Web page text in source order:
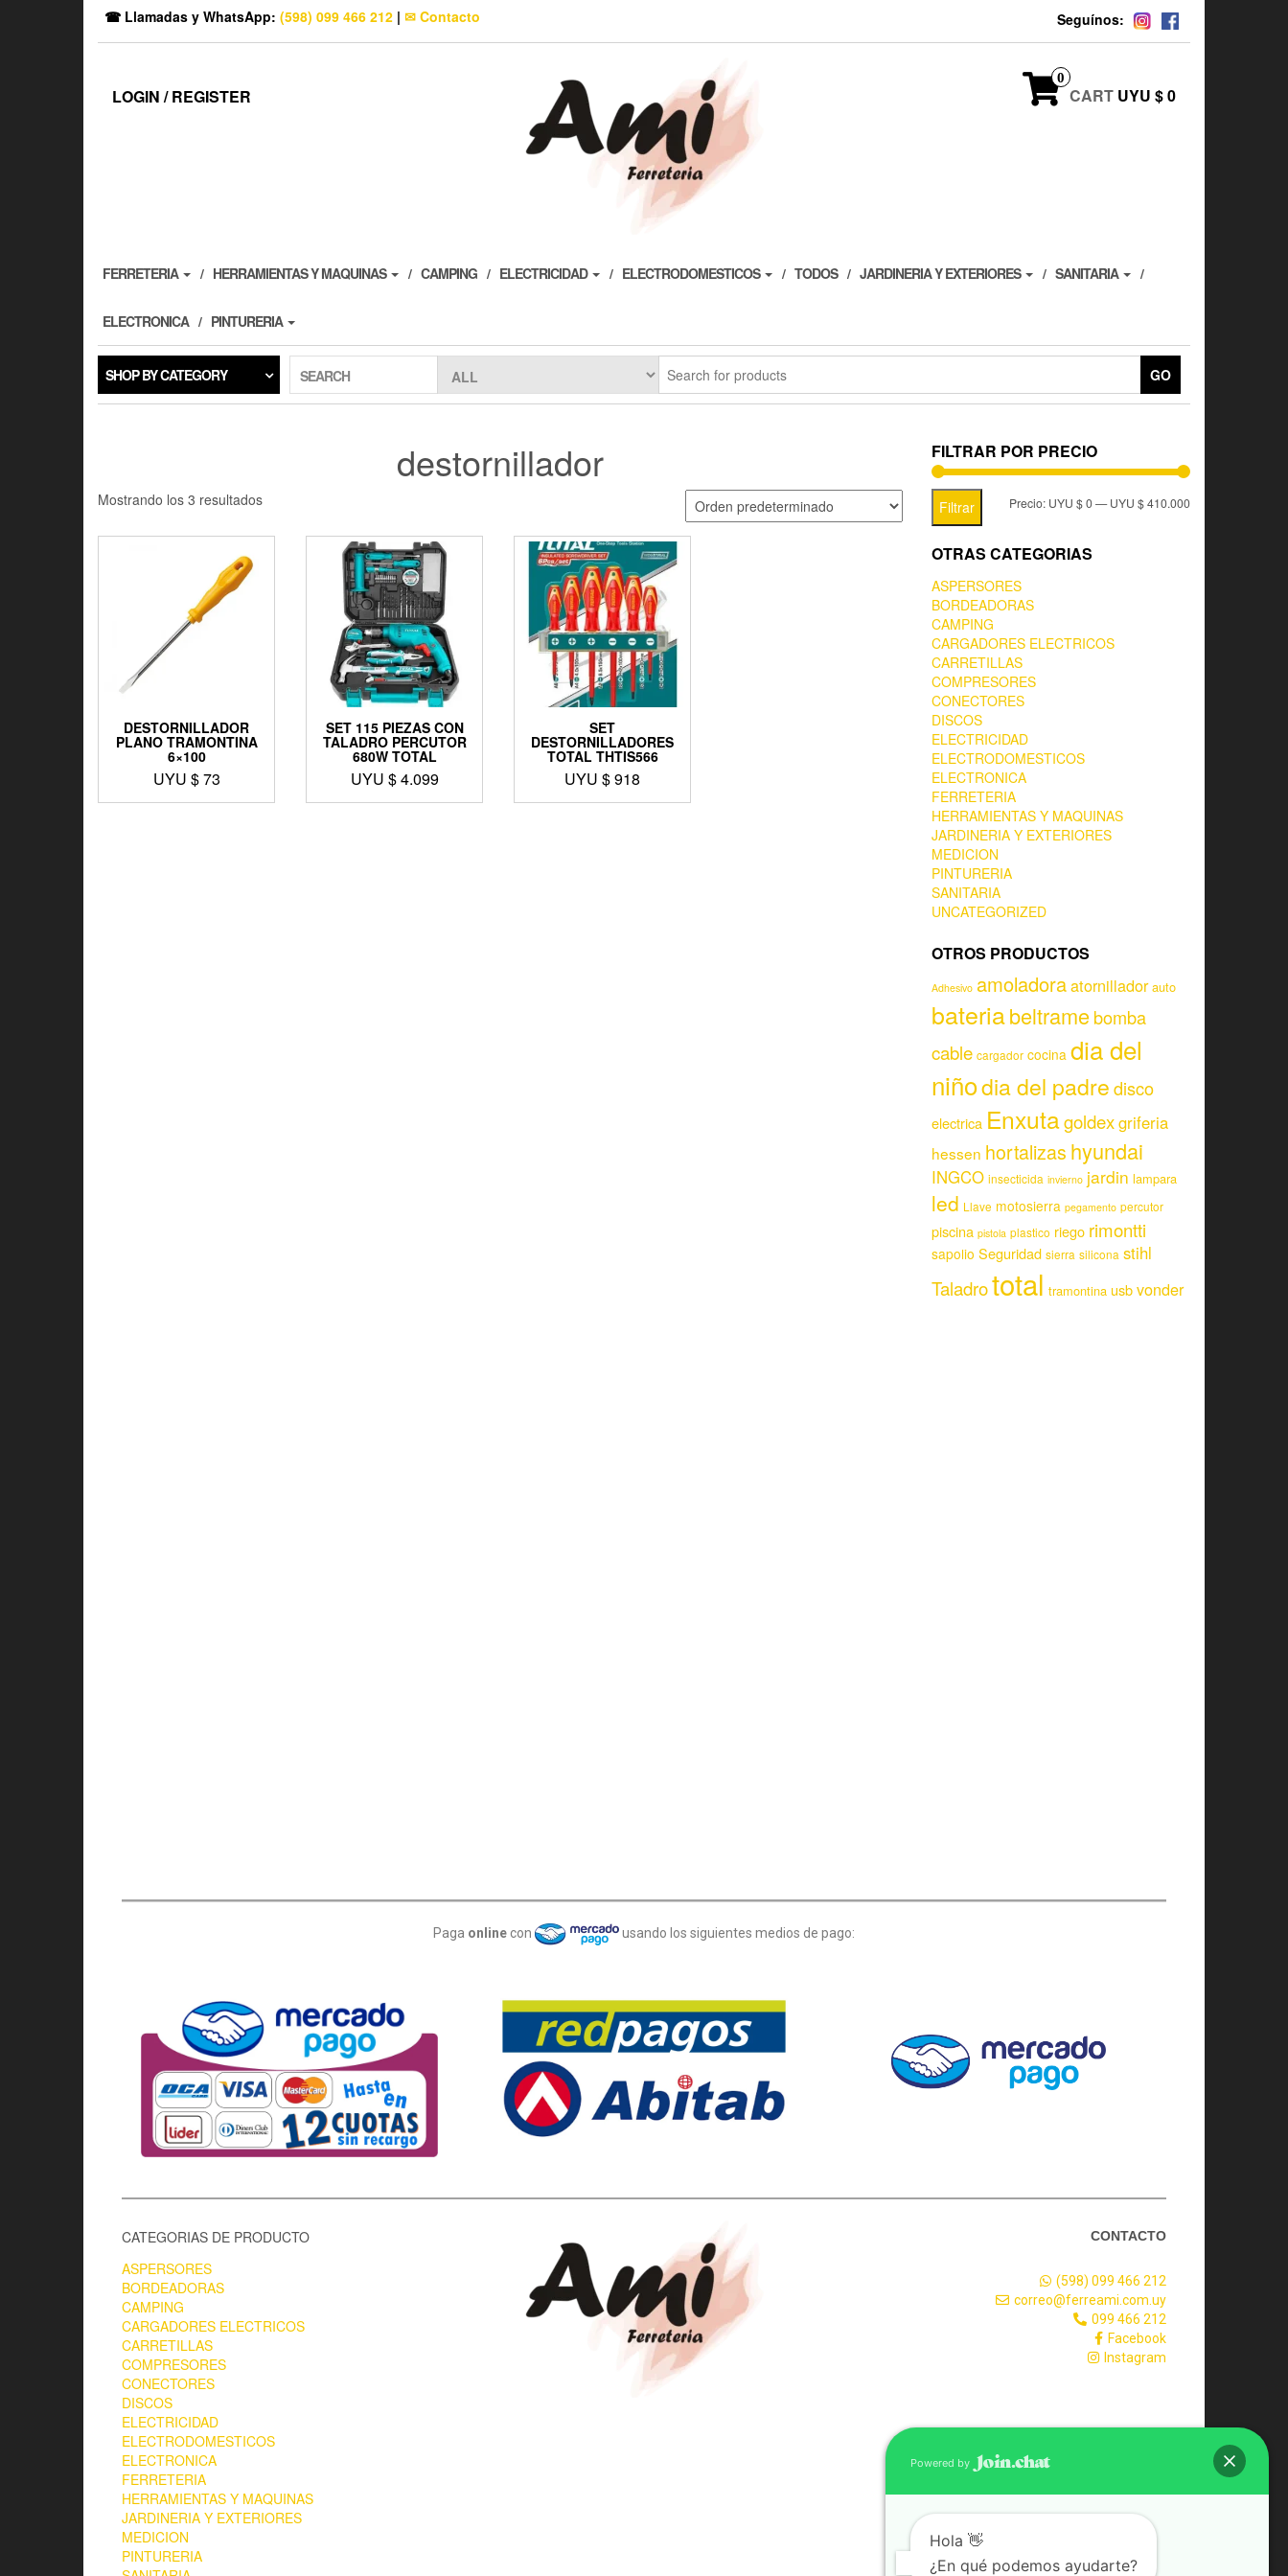
☎ Llamadas y WhatsApp: (598) 099 466 212 | ✉ Contacto Seguínos:
LOGIN / REGISTER
0
CART UYU $ 0
FERRETERIA HERRAMIENTAS Y MAQUINAS CAMPING ELECTRICIDAD ELECTRODOMESTICOS TODOS JARDINERIA Y EXTERIORES SANITARIA
ELECTRONICA PINTURERIA
SHOP BY CATEGORY SEARCH GO
destornillador
Mostrando los 3 resultados
DESTORNILLADOR
PLANO TRAMONTINA
6×100
UYU $73
SET 115 PIEZAS CON
TALADRO PERCUTOR
680W TOTAL
UYU $4.099
SET
DESTORNILLADORES
TOTAL THTIS566
UYU $918
FILTRAR POR PRECIO
Filtrar Precio: UYU $ 0—UYU $ 410.000
OTRAS CATEGORIAS
ASPERSORES
BORDEADORAS
CAMPING
CARGADORES ELECTRICOS
CARRETILLAS
COMPRESORES
CONECTORES
DISCOS
ELECTRICIDAD
ELECTRODOMESTICOS
ELECTRONICA
FERRETERIA
HERRAMIENTAS Y MAQUINAS
JARDINERIA Y EXTERIORES
MEDICION
PINTURERIA
SANITARIA
UNCATEGORIZED
OTROS PRODUCTOS
Adhesivo amoladoraatornillador auto
bateriabeltramebomba
cable cargador cocina dia del
niñodia del padredisco
electrica Enxutagoldexgriferia
hessen hortalizas hyundai
INGCO insecticida invierno jardin lampara
led Llave motosierra pegamento percutor
piscina pistola plastico riego rimontti
sapolio Seguridad sierra silicona stihl
Taladrototal tramontina usbvonder
Paga online con usando los siguientes medios de pago:
CATEGORIAS DE PRODUCTO
ASPERSORES
BORDEADORAS
CAMPING
CARGADORES ELECTRICOS
CARRETILLAS
COMPRESORES
CONECTORES
DISCOS
ELECTRICIDAD
ELECTRODOMESTICOS
ELECTRONICA
FERRETERIA
HERRAMIENTAS Y MAQUINAS
JARDINERIA Y EXTERIORES
MEDICION
PINTURERIA
CONTACTO
(598) 099 466 212
correo@ferreami.com.uy
099 466 212
Facebook
Instagram
Powered by
Hola 👋
¿En qué podemos ayudarte?